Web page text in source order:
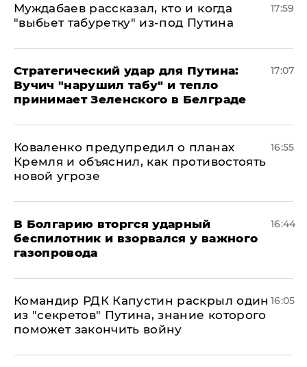
Муждабаев рассказал, кто и когда
"выбьет табуретку" из-под Путина
17:59
Стратегический удар для Путина:
Вучич "нарушил табу" и тепло
принимает Зеленского в Белграде
17:07
Коваленко предупредил о планах
Кремля и объяснил, как противостоять
новой угрозе
16:55
В Болгарию вторгся ударный
беспилотник и взорвался у важного
газопровода
16:44
Командир РДК Капустин раскрыл один
из "секретов" Путина, знание которого
поможет закончить войну
16:05